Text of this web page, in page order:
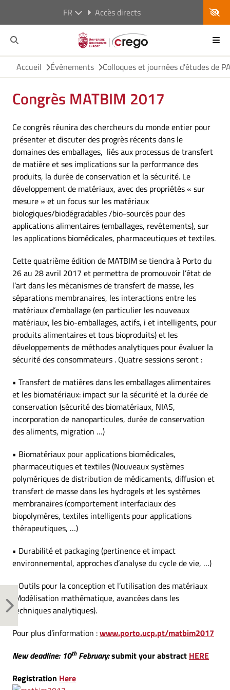
FR Accès directs
Accueil Événements Colloques et journées d'études de
Congrès MATBIM 2017
Ce congrès réunira des chercheurs du monde entier pour
présenter et discuter des progrès récents dans le
domaines des emballages, liés aux processus de transfert
de matière et ses implications sur la performance des
produits, la durée de conservation et la sécurité. Le
développement de matériaux, avec des propriétés « sur
mesure » et un focus sur les matériaux
biologiques/biodégradables /bio-sourcés pour des
applications alimentaires (emballages, revêtements), sur
les applications biomédicales, pharmaceutiques et textiles.
Cette quatrième édition de MATBIM se tiendra à Porto du
26 au 28 avril 2017 et permettra de promouvoir l’état de
l’art dans les mécanismes de transfert de masse, les
séparations membranaires, les interactions entre les
matériaux d’emballage (en particulier les nouveaux
matériaux, les bio-emballages, actifs, i et intelligents, pour
produits alimentaires et tous bioproduits) et les
développements de méthodes analytiques pour évaluer la
sécurité des consommateurs . Quatre sessions seront :
• Transfert de matières dans les emballages alimentaires
et les biomatériaux: impact sur la sécurité et la durée de
conservation (sécurité des biomatériaux, NIAS,
incorporation de nanoparticules, durée de conservation
des aliments, migration …)
• Biomatériaux pour applications biomédicales,
pharmaceutiques et textiles (Nouveaux systèmes
polymériques de distribution de médicaments, diffusion et
transfert de masse dans les hydrogels et les systèmes
membranaires (comportement interfaciaux des
biopolymères, textiles intelligents pour applications
thérapeutiques, …)
• Durabilité et packaging (pertinence et impact
environnemental, approches d’analyse du cycle de vie, …)
• Outils pour la conception et l’utilisation des matériaux
(Modélisation mathématique, avancées dans les
techniques analytiques).
Pour plus d’information :www.porto.ucp.pt/matbim2017
New deadline: 10thFebruary:submit your abstract HERE
Registration Here